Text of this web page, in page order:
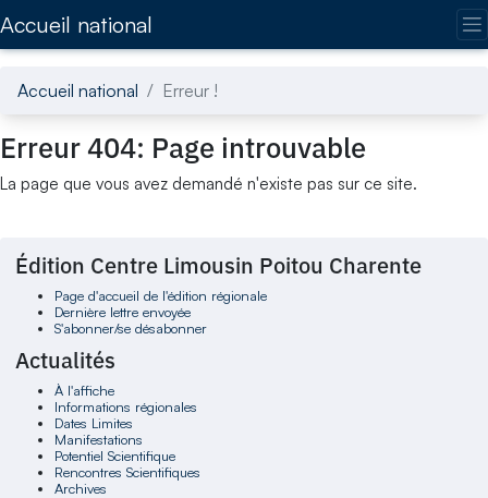
Accueil national
Accueil national Erreur !
Erreur 404: Page introuvable
La page que vous avez demandé n'existe pas sur ce site.
Édition Centre Limousin Poitou Charente
Page d'accueil de l'édition régionale
Dernière lettre envoyée
S'abonner/se désabonner
Actualités
À l'affiche
Informations régionales
Dates Limites
Manifestations
Potentiel Scientifique
Rencontres Scientifiques
Archives